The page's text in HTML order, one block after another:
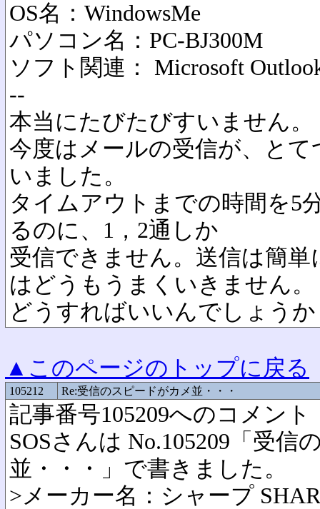
OS名：WindowsMe
パソコン名：PC-BJ300M
ソフト関連： Microsoft
--
本当にたびたびすいません。
今度はメールの受信が、と
いました。
タイムアウトまでの時間を5
るのに、1，2通しか
受信できません。送信は簡
はどうもうまくいきません。
どうすればいいんでしょう
▲このページのトップに戻る
105212 Re:受信のスピードがカメ並・・・
記事番号105209へのコメント
SOSさんは No.105209「受信
並・・・」で書きました。
>メーカー名：シャープ